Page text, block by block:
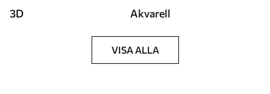
3D Akvarell
VISA ALLA